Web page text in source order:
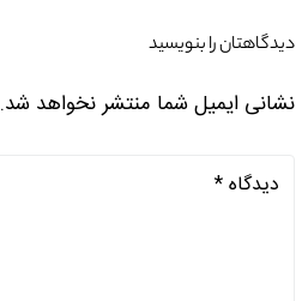
دیدگاهتان را بنویسید
نشانی ایمیل شما منتشر نخواهد شد.